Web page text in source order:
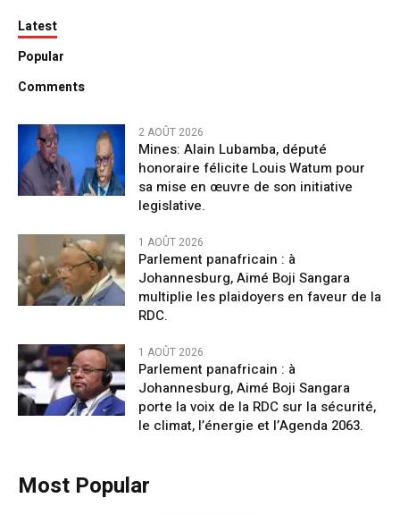
Latest
Popular
Comments
2 AOÛT 2026
Mines: Alain Lubamba, député
honoraire félicite Louis Watum pour
sa mise en œuvre de son initiative
legislative.
1 AOÛT 2026
Parlement panafricain : à
Johannesburg, Aimé Boji Sangara
multiplie les plaidoyers en faveur de la
RDC.
1 AOÛT 2026
Parlement panafricain : à
Johannesburg, Aimé Boji Sangara
porte la voix de la RDC sur la sécurité,
le climat, l’énergie et l’Agenda 2063.
Most Popular